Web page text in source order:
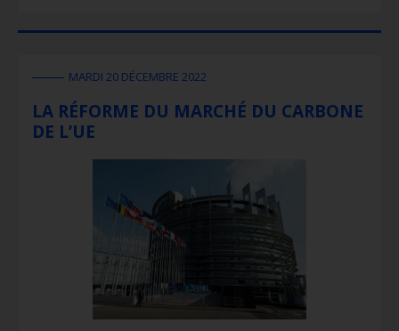
MARDI 20 DÉCEMBRE 2022
LA RÉFORME DU MARCHÉ DU CARBONE
DE L’UE